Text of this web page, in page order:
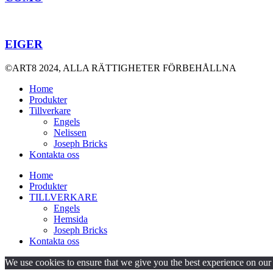
EIGER
©ART8 2024, ALLA RÄTTIGHETER FÖRBEHÅLLNA
Home
Produkter
Tillverkare
Engels
Nelissen
Joseph Bricks
Kontakta oss
Home
Produkter
TILLVERKARE
Engels
Hemsida
Joseph Bricks
Kontakta oss
We use cookies to ensure that we give you the best experience on